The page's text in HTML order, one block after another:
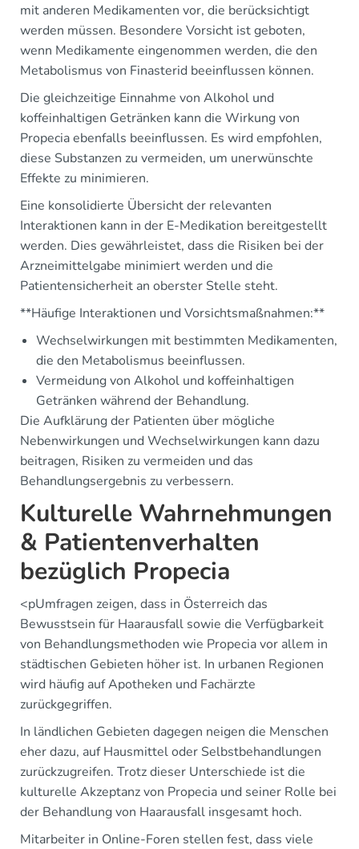
mit anderen Medikamenten vor, die berücksichtigt
werden müssen. Besondere Vorsicht ist geboten,
wenn Medikamente eingenommen werden, die den
Metabolismus von Finasterid beeinflussen können.
Die gleichzeitige Einnahme von Alkohol und
koffeinhaltigen Getränken kann die Wirkung von
Propecia ebenfalls beeinflussen. Es wird empfohlen,
diese Substanzen zu vermeiden, um unerwünschte
Effekte zu minimieren.
Eine konsolidierte Übersicht der relevanten
Interaktionen kann in der E-Medikation bereitgestellt
werden. Dies gewährleistet, dass die Risiken bei der
Arzneimittelgabe minimiert werden und die
Patientensicherheit an oberster Stelle steht.
**Häufige Interaktionen und Vorsichtsmaßnahmen:**
Wechselwirkungen mit bestimmten Medikamenten,
die den Metabolismus beeinflussen.
Vermeidung von Alkohol und koffeinhaltigen
Getränken während der Behandlung.
Die Aufklärung der Patienten über mögliche
Nebenwirkungen und Wechselwirkungen kann dazu
beitragen, Risiken zu vermeiden und das
Behandlungsergebnis zu verbessern.
Kulturelle Wahrnehmungen
& Patientenverhalten
bezüglich Propecia
<pUmfragen zeigen, dass in Österreich das
Bewusstsein für Haarausfall sowie die Verfügbarkeit
von Behandlungsmethoden wie Propecia vor allem in
städtischen Gebieten höher ist. In urbanen Regionen
wird häufig auf Apotheken und Fachärzte
zurückgegriffen.
In ländlichen Gebieten dagegen neigen die Menschen
eher dazu, auf Hausmittel oder Selbstbehandlungen
zurückzugreifen. Trotz dieser Unterschiede ist die
kulturelle Akzeptanz von Propecia und seiner Rolle bei
der Behandlung von Haarausfall insgesamt hoch.
Mitarbeiter in Online-Foren stellen fest, dass viele